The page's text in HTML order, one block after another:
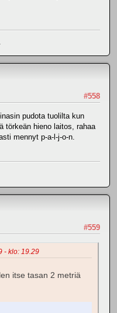
#558
pudota tuolilta kun
törkeän hieno laitos, rahaa
mennyt p-a-l-j-o-n.
#559
- klo: 19.29
itse tasan 2 metriä